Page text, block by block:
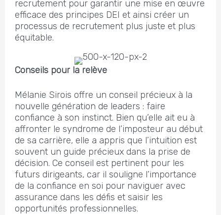
recrutement pour garantir une mise en œuvre
efficace des principes DEI et ainsi créer un
processus de recrutement plus juste et plus
équitable.
Conseils pour la relève
Mélanie Sirois offre un conseil précieux à la
nouvelle génération de leaders : faire
confiance à son instinct. Bien qu’elle ait eu à
affronter le syndrome de l’imposteur au début
de sa carrière, elle a appris que l’intuition est
souvent un guide précieux dans la prise de
décision. Ce conseil est pertinent pour les
futurs dirigeants, car il souligne l’importance
de la confiance en soi pour naviguer avec
assurance dans les défis et saisir les
opportunités professionnelles.